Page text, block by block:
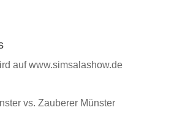
auf www.simsalashow.de
vs. Zauberer Münster